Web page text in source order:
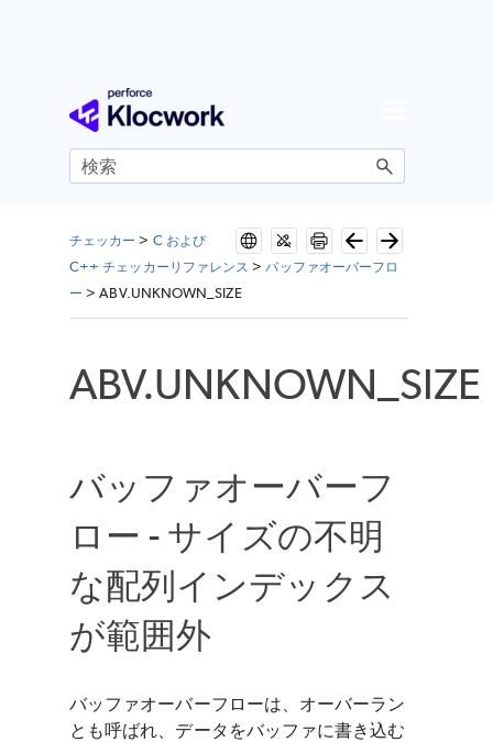
メイン コンテンツにスキップ
チェッカー > C および
C++ チェッカーリファレンス >バッファオーバーフロ
ー >ABV.UNKNOWN_SIZE
ABV.UNKNOWN_SIZE
バッファオーバーフ
ロー - サイズの不明
な配列インデックス
が範囲外
バッファオーバーフローは、オーバーラン
とも呼ばれ、データをバッファに書き込む